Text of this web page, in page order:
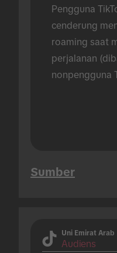
Pengguna
cenderung
roaming saat
perjalanan
nonpengguna
Sumber
Uni Emirat Arab
Audiens